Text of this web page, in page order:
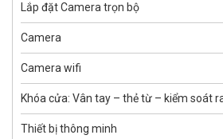
Lắp đặt Camera trọn bộ
Camera
Camera wifi
Khóa cửa: Vân tay – thẻ từ – kiểm soát
Thiết bị thông minh